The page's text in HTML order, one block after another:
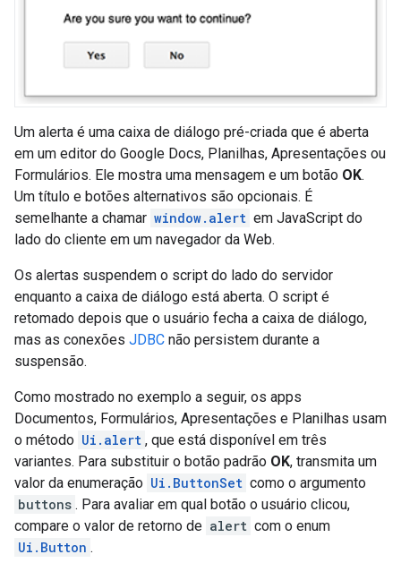
Um alerta é uma caixa de diálogo pré-criada que é aberta
em um editor do Google Docs, Planilhas, Apresentações ou
Formulários. Ele mostra uma mensagem e um botão OK.
Um título e botões alternativos são opcionais. É
semelhante a chamar window.alert em JavaScript do
lado do cliente em um navegador da Web.
Os alertas suspendem o script do lado do servidor
enquanto a caixa de diálogo está aberta. O script é
retomado depois que o usuário fecha a caixa de diálogo,
mas as conexões JDBC não persistem durante a
suspensão.
Como mostrado no exemplo a seguir, os apps
Documentos, Formulários, Apresentações e Planilhas usam
o método Ui.alert , que está disponível em três
variantes. Para substituir o botão padrão OK, transmita um
valor da enumeração Ui.ButtonSet como o argumento
buttons . Para avaliar em qual botão o usuário clicou,
compare o valor de retorno de alert com o enum
Ui.Button .